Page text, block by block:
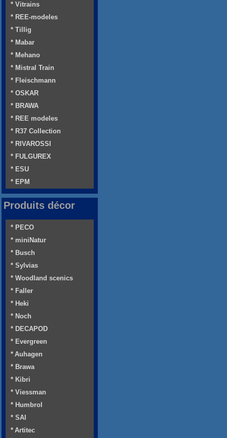
* Vitrains
* REE-modeles
* Tillig
* Mabar
* Mehano
* Mistral Train
* Fleischmann
* OSKAR
* BRAWA
* REE modeles
* R37 Collection
* RIVAROSSI
* FULGUREX
* ESU
* EPM
Produits décor
* PECO
* miniNatur
* Busch
* Sylvias
* Woodland scenics
* Faller
* Heki
* Noch
* DECAPOD
* Evergreen
* Auhagen
* Brawa
* Kibri
* Viessman
* Humbrol
* SAI
* Artitec